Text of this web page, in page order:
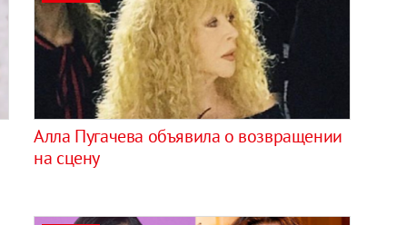
Алла Пугачева объявила о возвращении
на сцену